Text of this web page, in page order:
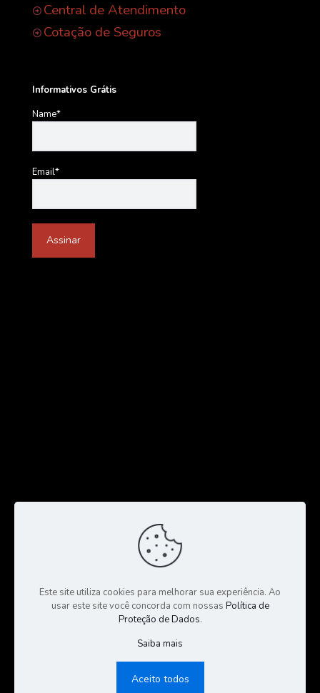
Central de Atendimento
Cotação de Seguros
Informativos Grátis
Name*
Email*
Publicidade
Este site utiliza cookies para melhorar sua experiência. Ao
usar este site você concorda com nossas Política de
Proteção de Dados.
Saiba mais
Aceito todos